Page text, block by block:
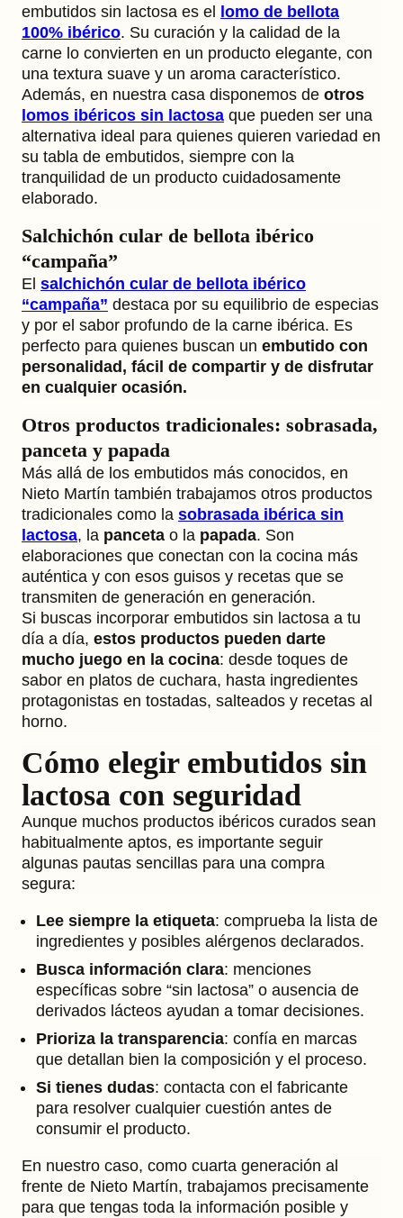
embutidos sin lactosa es el
lomo de bellota
100% ibérico. Su curación y la calidad de la
carne lo convierten en un producto elegante, con
una textura suave y un aroma característico.
Además, en nuestra casa disponemos de otros
lomos ibéricos sin lactosa que pueden ser una
alternativa ideal para quienes quieren variedad en
su tabla de embutidos, siempre con la
tranquilidad de un producto cuidadosamente
elaborado.
Salchichón cular de bellota ibérico
“campaña”
El salchichón cular de bellota ibérico
“campaña” destaca por su equilibrio de especias
y por el sabor profundo de la carne ibérica. Es
perfecto para quienes buscan un embutido con
personalidad, fácil de compartir y de disfrutar
en cualquier ocasión.
Otros productos tradicionales: sobrasada,
panceta y papada
Más allá de los embutidos más conocidos, en
Nieto Martín también trabajamos otros productos
tradicionales como la sobrasada ibérica sin
lactosa, la panceta o la papada. Son
elaboraciones que conectan con la cocina más
auténtica y con esos guisos y recetas que se
transmiten de generación en generación.
Si buscas incorporar embutidos sin lactosa a tu
día a día, estos productos pueden darte
mucho juego en la cocina: desde toques de
sabor en platos de cuchara, hasta ingredientes
protagonistas en tostadas, salteados y recetas al
horno.
Cómo elegir embutidos sin
lactosa con seguridad
Aunque muchos productos ibéricos curados sean
habitualmente aptos, es importante seguir
algunas pautas sencillas para una compra
segura:
Lee siempre la etiqueta: comprueba la lista de
ingredientes y posibles alérgenos declarados.
Busca información clara: menciones
específicas sobre “sin lactosa” o ausencia de
derivados lácteos ayudan a tomar decisiones.
Prioriza la transparencia: confía en marcas
que detallan bien la composición y el proceso.
Si tienes dudas: contacta con el fabricante
para resolver cualquier cuestión antes de
consumir el producto.
En nuestro caso, como cuarta generación al
frente de Nieto Martín, trabajamos precisamente
para que tengas toda la información posible y